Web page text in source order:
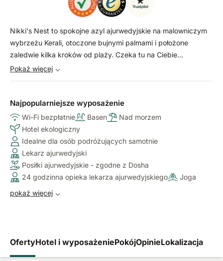
Nikki's Nest to spokojne azyl ajurwedyjskie na malowniczym
wybrzeżu Kerali, otoczone bujnymi palmami i położone
zaledwie kilka kroków od plaży. Czeka tu na Ciebie
wyjątkowe połączenie serdecznej, osobistej obsługi i
pełnych duchowości, w zasięgu wzroku znajduje się
największa statua Shivy w Kerali.
Pokaż więcej
Najpopularniejsze wyposażenie
Wi-Fi bezpłatnie Basen
Nad morzem
Hotel ekologiczny
Idealne dla osób podróżujących samotnie
Lekarz ajurwedyjski
Posiłki ajurwedyjskie - zgodne z Dosha
24 godzinna opieka lekarza ajurwedyjskiego
Joga
pokaż więcej
OfertyHotel i wyposażeniePokójOpinieLokalizacja